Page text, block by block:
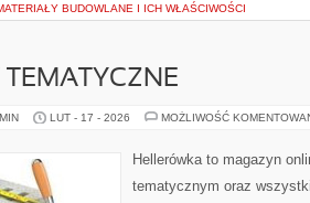
BUDOWLANE I ICH WŁAŚCIWOŚCI
TEMATYCZNE
LUT - 17 - 2026 MOŻLIWOŚĆ
Hellerówka to magazyn
tematycznym oraz